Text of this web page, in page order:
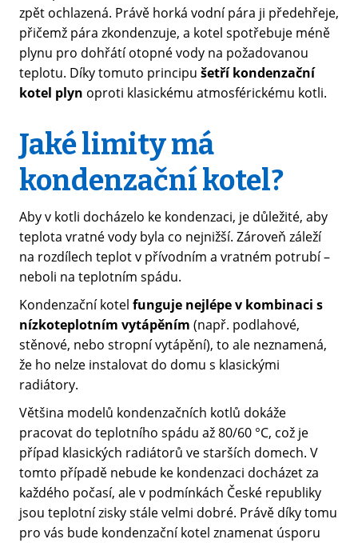
zpět ochlazená. Právě horká vodní pára ji předehřeje,
přičemž pára zkondenzuje, a kotel spotřebuje méně
plynu pro dohřátí otopné vody na požadovanou
teplotu. Díky tomuto principu šetří kondenzační
kotel plyn oproti klasickému atmosférickému kotli.
Jaké limity má
kondenzační kotel?
Aby v kotli docházelo ke kondenzaci, je důležité, aby
teplota vratné vody byla co nejnižší. Zároveň záleží
na rozdílech teplot v přívodním a vratném potrubí –⁠
neboli na teplotním spádu.
Kondenzační kotel funguje nejlépe v kombinaci s
nízkoteplotním vytápěním (např. podlahové,
stěnové, nebo stropní vytápění), to ale neznamená,
že ho nelze instalovat do domu s klasickými
radiátory.
Většina modelů kondenzačních kotlů dokáže
pracovat do teplotního spádu až 80/60 °C, což je
případ klasických radiátorů ve starších domech. V
tomto případě nebude ke kondenzaci docházet za
každého počasí, ale v podmínkách České republiky
jsou teplotní zisky stále velmi dobré. Právě díky tomu
pro vás bude kondenzační kotel znamenat úsporu